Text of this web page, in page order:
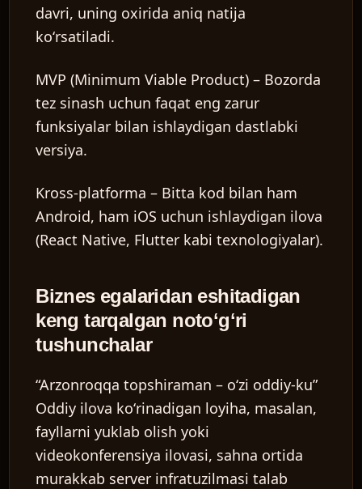
davri, uning oxirida aniq natija
koʻrsatiladi.
MVP (Minimum Viable Product) – Bozorda
tez sinash uchun faqat eng zarur
funksiyalar bilan ishlaydigan dastlabki
versiya.
Kross-platforma – Bitta kod bilan ham
Android, ham iOS uchun ishlaydigan ilova
(React Native, Flutter kabi texnologiyalar).
Biznes egalaridan eshitadigan
keng tarqalgan notoʻgʻri
tushunchalar
“Arzonroqqa topshiraman – oʻzi oddiy-ku”
Oddiy ilova koʻrinadigan loyiha, masalan,
fayllarni yuklab olish yoki
videokonferensiya ilovasi, sahna ortida
murakkab server infratuzilmasi talab